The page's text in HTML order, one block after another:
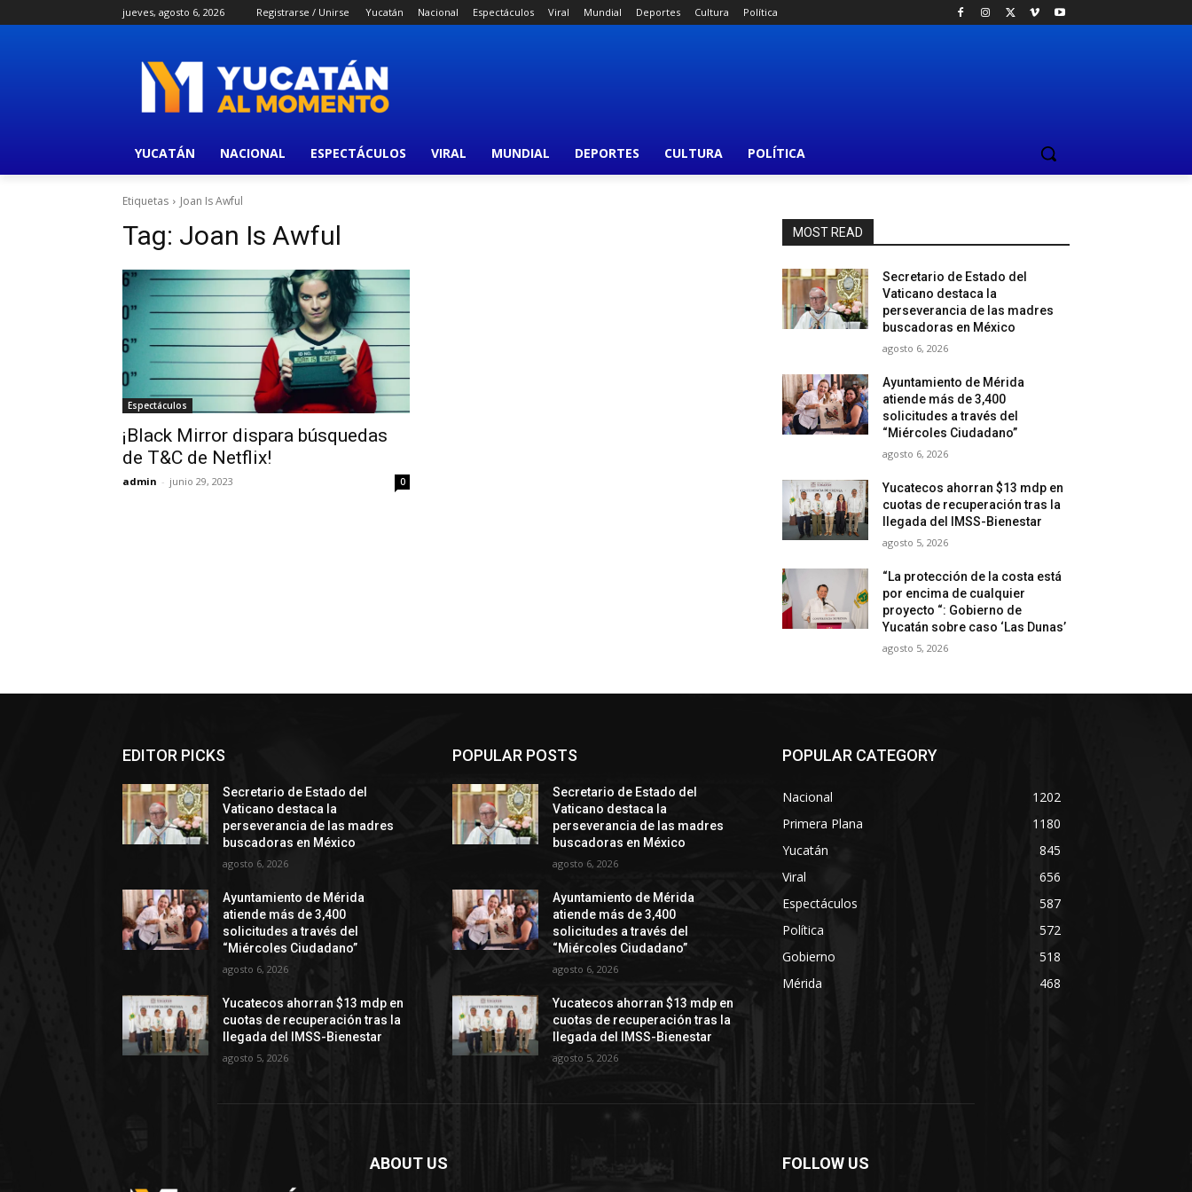
jueves, agosto 6, 2026 Registrarse / Unirse Yucatán Nacional Espectáculos Viral Mundial Deportes Cultura Política
YUCATÁN NACIONAL ESPECTÁCULOS VIRAL MUNDIAL DEPORTES CULTURA POLÍTICA
Etiquetas Joan Is Awful
Tag: Joan Is Awful
Espectáculos
¡Black Mirror dispara búsquedas
de T&C de Netflix!
admin - junio 29, 2023 0
MOST READ
Secretario de Estado del
Vaticano destaca la
perseverancia de las madres
buscadoras en México
agosto 6, 2026
Ayuntamiento de Mérida
atiende más de 3,400
solicitudes a través del
“Miércoles Ciudadano”
agosto 6, 2026
Yucatecos ahorran $13 mdp en
cuotas de recuperación tras la
llegada del IMSS-Bienestar
agosto 5, 2026
“La protección de la costa está
por encima de cualquier
proyecto “: Gobierno de
Yucatán sobre caso ‘Las Dunas’
agosto 5, 2026
EDITOR PICKS
Secretario de Estado del
Vaticano destaca la
perseverancia de las madres
buscadoras en México
agosto 6, 2026
Ayuntamiento de Mérida
atiende más de 3,400
solicitudes a través del
“Miércoles Ciudadano”
agosto 6, 2026
Yucatecos ahorran $13 mdp en
cuotas de recuperación tras la
llegada del IMSS-Bienestar
agosto 5, 2026
POPULAR POSTS
Secretario de Estado del
Vaticano destaca la
perseverancia de las madres
buscadoras en México
agosto 6, 2026
Ayuntamiento de Mérida
atiende más de 3,400
solicitudes a través del
“Miércoles Ciudadano”
agosto 6, 2026
Yucatecos ahorran $13 mdp en
cuotas de recuperación tras la
llegada del IMSS-Bienestar
agosto 5, 2026
POPULAR CATEGORY
Nacional
1202
Primera Plana
1180
Yucatán
845
Viral
656
Espectáculos
587
Política
572
Gobierno
518
Mérida
468
ABOUT US FOLLOW US